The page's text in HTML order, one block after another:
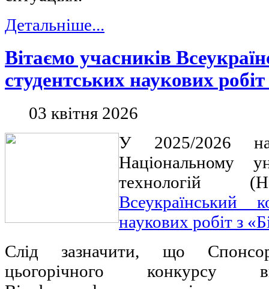
Детальніше...
Вітаємо учасників
студентських наукових робіт
03 квітня 2026
У 2025/2026
Національному
технологій
Всеукраїнський
наукових робіт з
Слід зазначити, що
цьогорічного конкурсу